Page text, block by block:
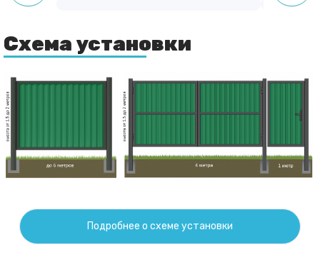
Схема установки
Подробнее о схеме установки